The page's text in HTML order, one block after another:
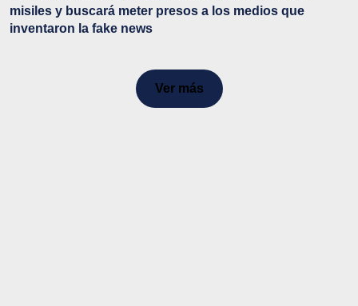
misiles y buscará meter presos a los medios que
inventaron la fake news
Ver más